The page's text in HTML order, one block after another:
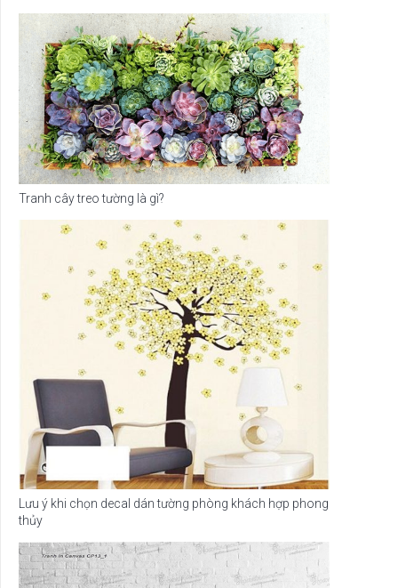
Tranh cây treo tường là gì?
Lưu ý khi chọn decal dán tường phòng khách hợp phong
thủy